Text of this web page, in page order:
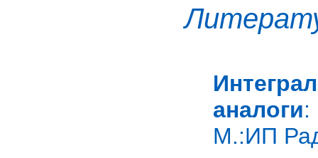
аналоги
М.:ИП